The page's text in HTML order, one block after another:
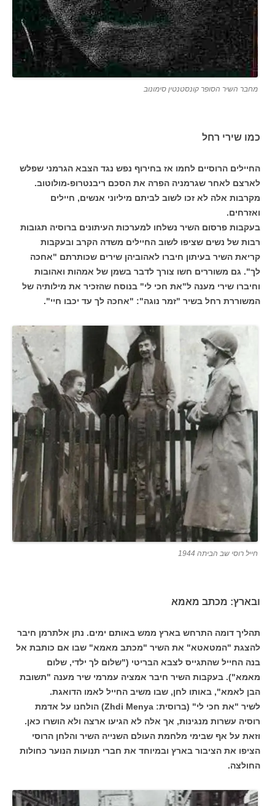
מחבר השיר הסופר קונסטנטין סימונוב
כמו שירי רחל
החיילים הרוסיים לחמו אז בחירוף נפש נגד הצבא הגרמני שפלש
לארצם לאחר שגרמניה הפרה את הסכם ריבנטרופ-מולוטוב.
מקרבות אלה לא זכו לשוב לביתם מיליוני אנשים, חיילים
ואזרחים.
בעקבות פרסום השיר נשלחו למערכות העיתונים ברוסיה תגובות
רבות של נשים שציפו לשוב החיילים משדה הקרב ובעקבות
קריאת השיר בעיתון חיברו לאהוביהן שירים שכותרתם "אחכה
לך". גם משוררים חשו צורך לדבר בשמן של אמהות ואהובות
וחיברו שירי מענה ל"את חכי לי" בנוסח שהזכיר את מילותיה של
המשוררת רחל בשיר "זמר נוגה": "אחכה לך עד יכבו חיי".
חייל רוסי שב הביתה 1944
ובארץ: מכתב מאמא
תהליך דומה התרחש בארץ ממש באותם ימים. נתן אלתרמן חיבר
להצגת "המטאטא" את השיר "מכתב מאמא" שבו אם כותבת אל
בנה החייל שהתגייס לצבא הבריטי ("שלום לך ילדי, שלום
מאמא"). בעקבות השיר חיבר אמציה עמרמי שיר מענה "תשובת
הבן לאמא", באותו לחן, שבו משיב החייל לאמו הדואגת.
לשיר "את חכי לי" (ברוסית: Zhdi Menya) הולחנו על אדמת
רוסיה עשרות מנגינות, אך אלה לא הגיעו ארצה ולא הושרו כאן.
וזאת על אף שבימי מלחמת העולם השנייה השיר והלחן הרוסי
הציפו את הציבור בארץ ובמיוחד את חברי תנועות הנוער כחולות
החולצה.